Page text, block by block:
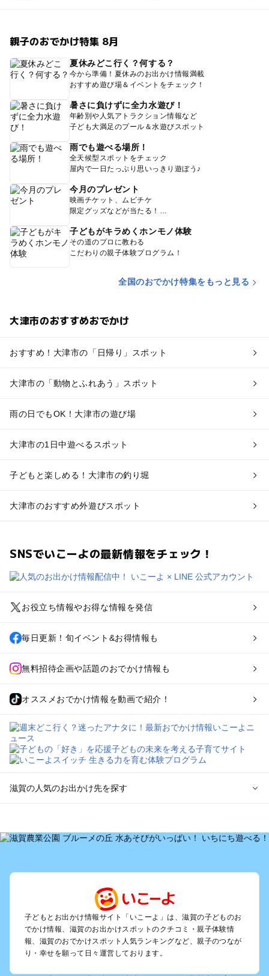
親子のおでかけ特集 8月
夏休みどこ行く？何する？
今から準備！夏休みのお出かけ情報満載
おすすめ遊び場＆イベントをチェック！
暑さに負けずに全力水遊び！
年齢別や人気アトラクション情報など
子ども大満足のプール＆水遊びスポット
雨でも遊べる場所！
全天候型スポットをチェック
屋内で一日たっぷり思いっきり遊ぼう♪
今月のプレゼント
映画チケット、ムビチケ
限定グッズなどが当たる！
子どもがキラめくホンモノ体験
その道のプロに教わる
こだわりの親子体験プログラム！
全国のおでかけ特集をもっと見る
大津市のおすすめおでかけ
おすすめ！大津市の「日帰り」スポット
大津市の「動物とふれあう」スポット
雨の日でもOK！大津市の遊び場
大津市の1日中遊べるスポット
子どもと楽しめる！大津市の釣り堀
大津市のおすすめ外遊びスポット
SNSでいこーよの最新情報をチェック！
お役立ち情報やお得な情報を発信
毎日更新！旬イベント&お得情報も
無料招待企画や話題のおでかけ情報も
オススメおでかけ情報を動画で紹介！
滋賀の人気のお出かけ先を探す
を探す
草津・守山・近江八幡・栗東のプールお出かけ
大津周辺のプールお出かけ
信楽・甲賀のプールお出かけ
湖西（琵琶湖）のプールお出かけ
雄琴・堅田のプールお出かけ
滋賀の定番お出かけスポット
滋賀の遊園地
滋賀の動物園
子どもとお出かけ情報サイト「いこーよ」は、滋賀の子どものお
でかけ情報、滋賀のお出かけスポットのクチコミ・親子体験情
報、滋賀のおでかけスポット人気ランキングなど、親子のつなが
り・幸せを願って日々運営しております。